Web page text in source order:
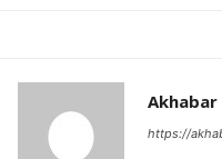
Akhabar
https://